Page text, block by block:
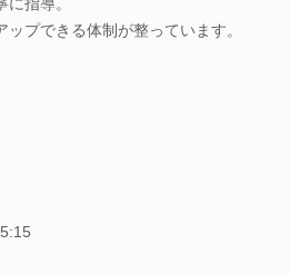
プできる体制が整っています。